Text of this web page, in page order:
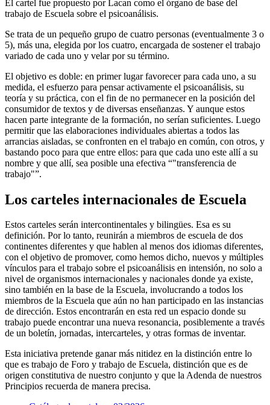
El cartel fue propuesto por Lacan como el órgano de base del
trabajo de Escuela sobre el psicoanálisis.
Se trata de un pequeño grupo de cuatro personas (eventualmente 3 o
5), más una, elegida por los cuatro, encargada de sostener el trabajo
variado de cada uno y velar por su término.
El objetivo es doble: en primer lugar favorecer para cada uno, a su
medida, el esfuerzo para pensar activamente el psicoanálisis, su
teoría y su práctica, con el fin de no permanecer en la posición del
consumidor de textos y de diversas enseñanzas. Y aunque estos
hacen parte integrante de la formación, no serían suficientes. Luego
permitir que las elaboraciones individuales abiertas a todos las
arrancias aisladas, se confronten en el trabajo en común, con otros, y
bastando poco para que entre ellos: para que cada uno este allí a su
nombre y que allí, sea posible una efectiva
"transferencia de
trabajo" .
Los carteles internacionales de Escuela
Estos carteles serán intercontinentales y bilingües. Esa es su
definición. Por lo tanto, reunirán a miembros de escuela de dos
continentes diferentes y que hablen al menos dos idiomas diferentes,
con el objetivo de promover, como hemos dicho, nuevos y múltiples
vínculos para el trabajo sobre el psicoanálisis en intensión, no solo a
nivel de organismos internacionales y nacionales donde ya existe,
sino también en la base de la Escuela, involucrando a todos los
miembros de la Escuela que aún no han participado en las instancias
de dirección. Estos encontrarán en esta red un espacio donde su
trabajo puede encontrar una nueva resonancia, posiblemente a través
de un boletín, jornadas, intercarteles, y otras formas de inventar.
Esta iniciativa pretende ganar más nitidez en la distinción entre lo
que es trabajo de Foro y trabajo de Escuela, distinción que es de
origen constitutiva de nuestro conjunto y que la Adenda de nuestros
Principios recuerda de manera precisa.